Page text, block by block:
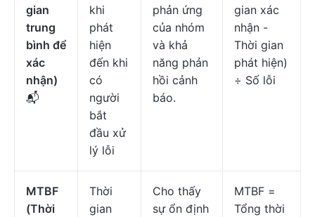
gian
trung
bình để
xác
nhận)
📬
khi
phát
hiện
đến khi
có
người
bắt
đầu xử
lý lỗi
phản ứng
của nhóm
và khả
năng phản
hồi cảnh
báo.
gian xác
nhận -
Thời gian
phát hiện)
÷ Số lỗi
MTBF
(Thời
Thời
gian
Cho thấy
sự ổn định
MTBF =
Tổng thời